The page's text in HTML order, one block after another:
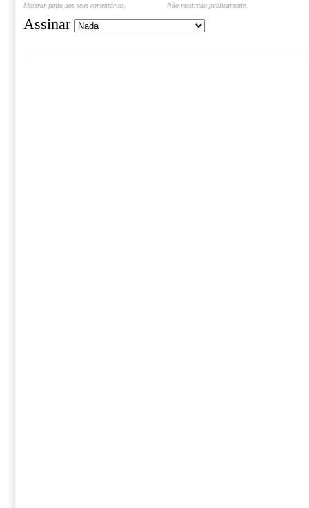
Mostrar junto aos seus comentários. Não mostrado publicamente.
Assinar